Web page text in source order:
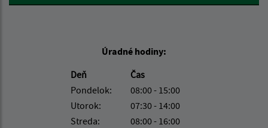
Úradné hodiny:
Deň
Čas
Pondelok:
08:00 - 15:00
Utorok:
07:30 - 14:00
Streda:
08:00 - 16:00